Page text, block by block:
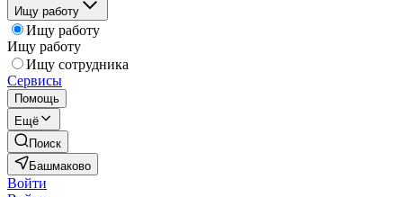
Ищу работу
Ищу работу
Ищу работу
Ищу сотрудника
Сервисы
Помощь
Ещё
Поиск
Башмаково
Войти